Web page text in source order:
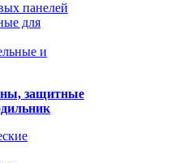
панелей
для
и
защитные